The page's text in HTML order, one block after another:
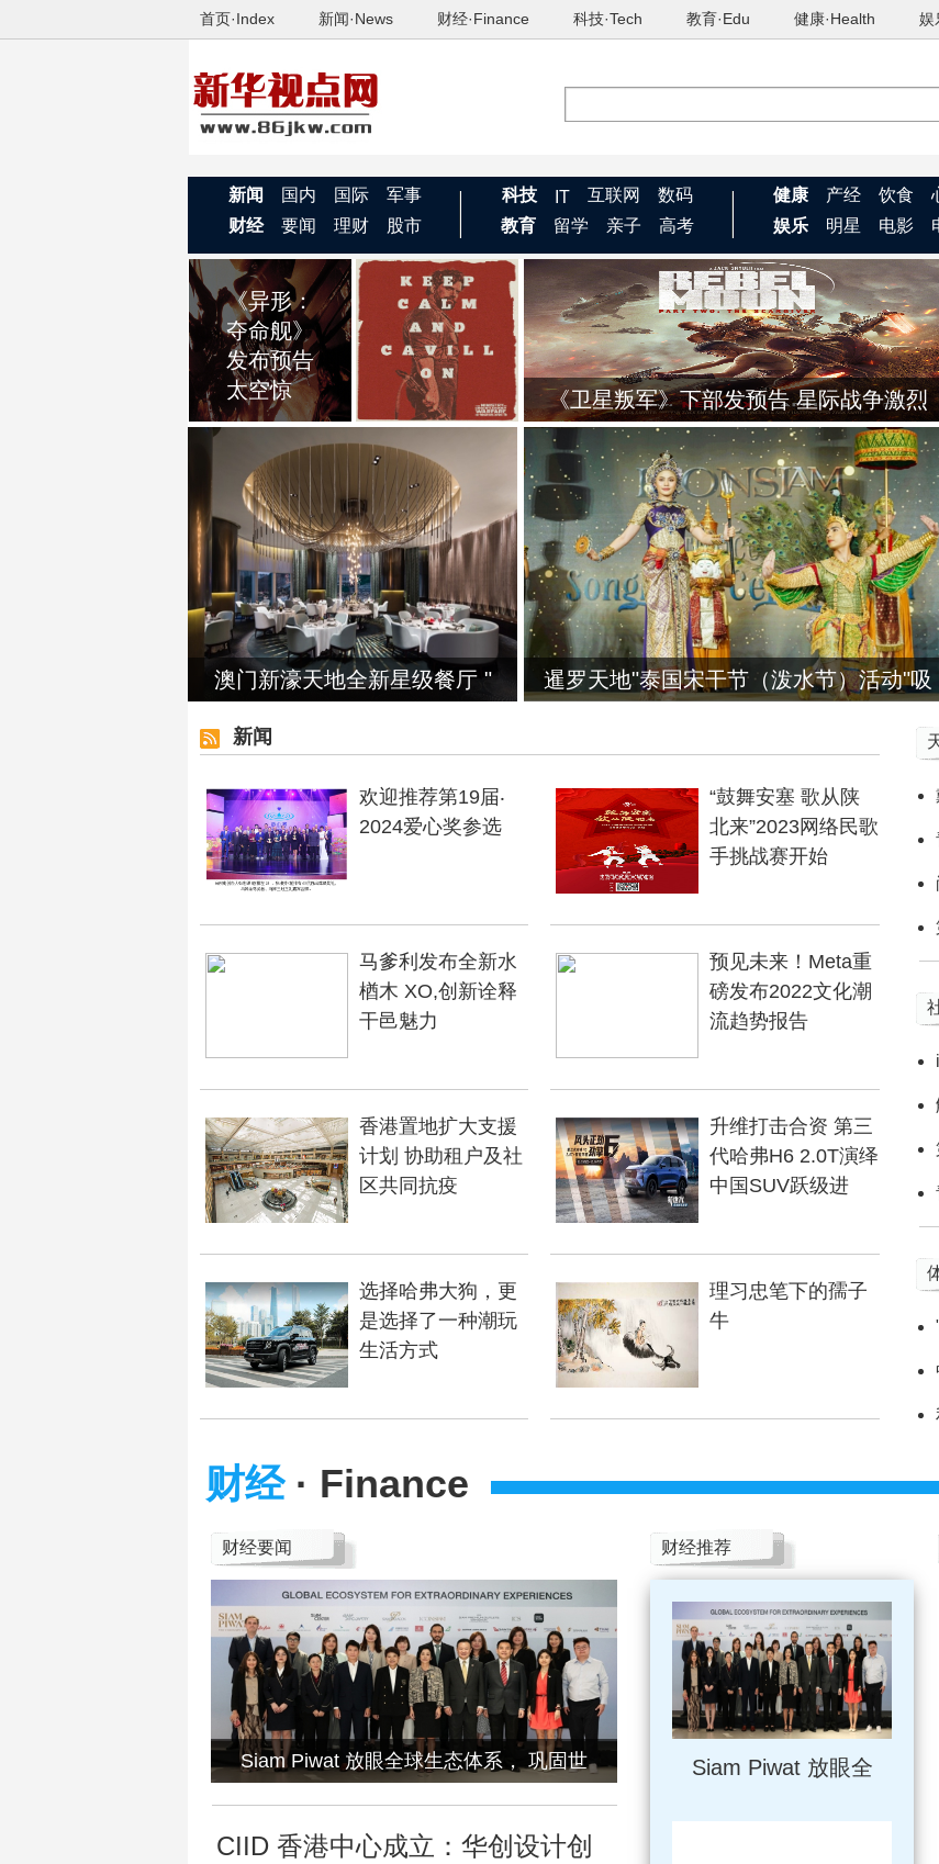
首页·Index 新闻·News 财经·Finance 科技·Tech 教育·Edu 健康·Health 娱
新闻 国内 国际
军事
财经
要闻 理财 股市
科技 IT 互联网
数码
教育
留学 亲子 高考
健康 产经 饮食
娱乐
明星 电影
《异形：
夺命舰》
发布预告
太空惊
《非绅士
战争部》
发布海报
精英组
《卫星叛军》下部发预告 星际战争激烈
暹罗天地"泰国宋干节（泼水节）活动"吸
澳门新濠天地全新星级餐厅 "
新闻
欢迎推荐第19届‧
2024爱心奖参选
“鼓舞安塞 歌从陕
北来”2023网络民歌
手挑战赛开始
马爹利发布全新水
楢木 XO,创新诠释
干邑魅力
预见未来！Meta重
磅发布2022文化潮
流趋势报告
香港置地扩大支援
计划 协助租户及社
区共同抗疫
升维打击合资 第三
代哈弗H6 2.0T演绎
中国SUV跃级进
选择哈弗大狗，更
是选择了一种潮玩
生活方式
理习忠笔下的孺子
牛
财经· Finance
财经要闻
Siam Piwat 放眼全球生态体系， 巩固世
CIID 香港中心成立：华创设计创
财经推荐
Siam Piwat 放眼全